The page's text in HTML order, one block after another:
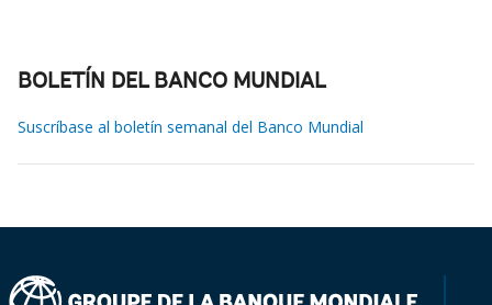
BOLETÍN DEL BANCO MUNDIAL
Suscríbase al boletín semanal del Banco Mundial